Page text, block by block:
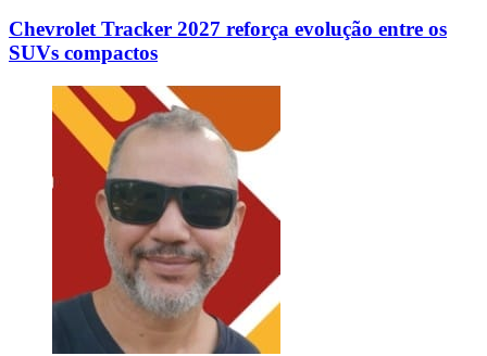
Chevrolet Tracker 2027 reforça evolução entre os
SUVs compactos